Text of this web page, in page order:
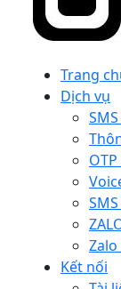
Trang
Dịch vụ
Kết nối